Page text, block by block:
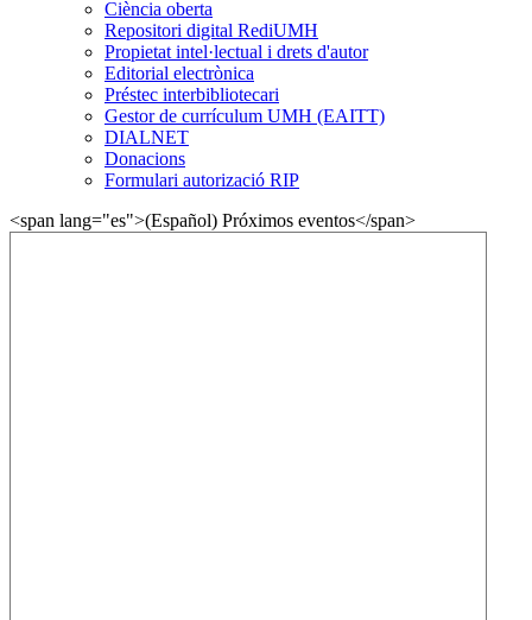
Ciència oberta
Repositori digital RediUMH
Propietat intel·lectual i drets d'autor
Editorial electrònica
Préstec interbibliotecari
Gestor de currículum UMH (EAITT)
DIALNET
Donacions
Formulari autorizació RIP
<span lang="es">(Español) Próximos eventos</span>